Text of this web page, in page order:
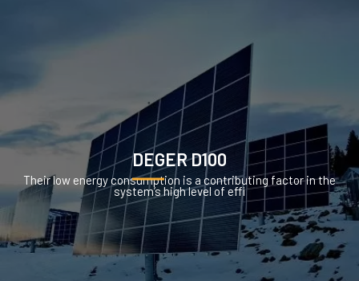
DEGER D100
Their low energy consumption is a contributing factor in the
system’s high level of effi